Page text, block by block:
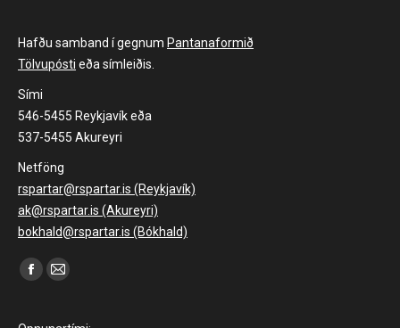
Hafðu samband í gegnum Pantanaformið
Tölvupósti eða símleiðis.
Sími
546-5455 Reykjavík eða
537-5455 Akureyri
Netföng
rspartar@rspartar.is (Reykjavík)
ak@rspartar.is (Akureyri)
bokhald@rspartar.is (Bókhald)
Find us on:
Facebook
Mail